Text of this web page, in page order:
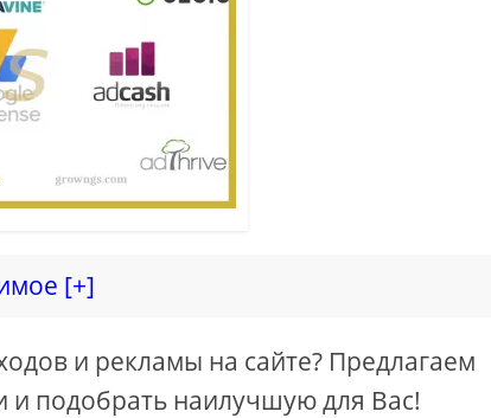
[+]
и рекламы на сайте? Предлагаем
подобрать наилучшую для Вас!